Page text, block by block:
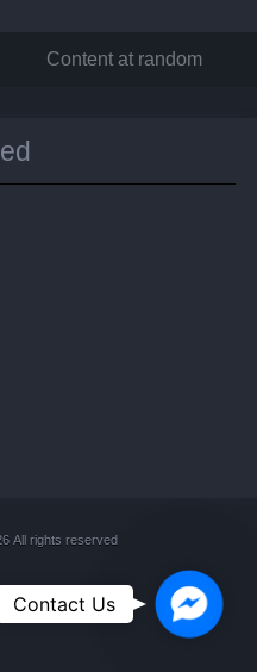
Content at random
All rights reserved
Contact Us